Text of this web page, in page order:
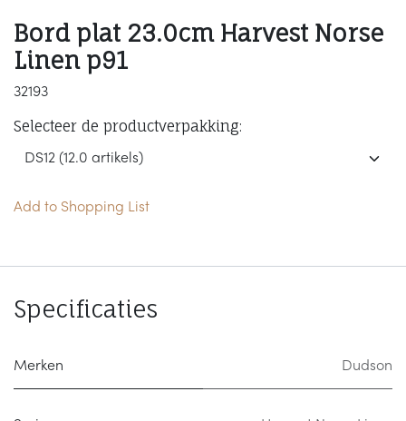
Bord plat 23.0cm Harvest Norse
Linen p91
32193
Selecteer de productverpakking:
Add to Shopping List
Specificaties
Merken Dudson